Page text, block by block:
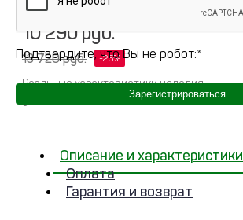
10 290 руб.
13 720 руб.
Реальные характеристики изделия
указываются при оформлении заказа
Описание и характеристики
Оплата
Гарантия и возврат
Подтвердите, что Вы не робот:*
Зарегистрироваться